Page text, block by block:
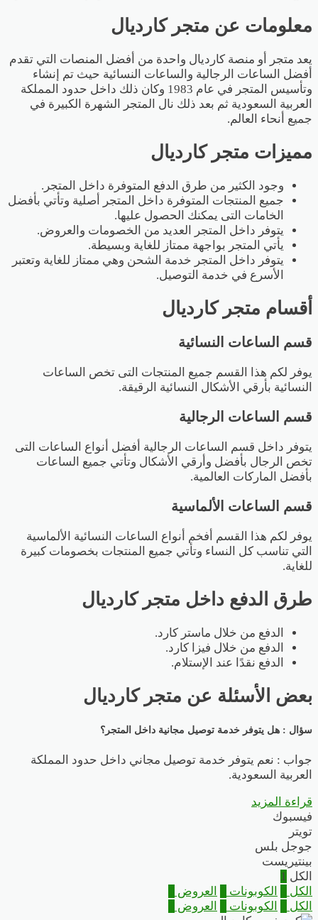
معلومات عن متجر كارديال
يعد متجر أو منصة كارديال واحدة من أفضل المنصات التي تقدم
أفضل الساعات الرجالية والساعات النسائية حيث تم إنشاء
وتأسيس المتجر في عام 1983 وكان ذلك داخل حدود المملكة
العربية السعودية ثم بعد ذلك نال المتجر الشهرة الكبيرة في
جميع أنحاء العالم.
مميزات متجر كارديال
وجود الكثير من طرق الدفع المتوفرة داخل المتجر.
جميع المنتجات المتوفرة داخل المتجر أصلية وتأتي بأفضل
الخامات التى يمكنك الحصول عليها.
يتوفر داخل المتجر العديد من الخصومات والعروض.
يأتي المتجر بواجهة ممتاز للغاية وبسيطة.
يتوفر داخل المتجر خدمة الشحن وهي ممتاز للغاية وتعتبر
الأسرع في خدمة التوصيل.
أقسام متجر كارديال
قسم الساعات النسائية
يوفر لكم هذا القسم جميع المنتجات التى تخص الساعات
النسائية بأرقي الأشكال النسائية الرقيقة.
قسم الساعات الرجالية
يتوفر داخل قسم الساعات الرجالية أفضل أنواع الساعات التى
تخص الرجال بأفضل وأرقي الأشكال وتأتي جميع الساعات
بأفضل الماركات العالمية.
قسم الساعات الألماسية
يوفر لكم هذا القسم أفخم أنواع الساعات النسائية الألماسية
التي تناسب كل النساء وتأتي جميع المنتجات بخصومات كبيرة
للغاية.
طرق الدفع داخل متجر كارديال
الدفع من خلال ماستر كارد.
الدفع من خلال فيزا كارد.
الدفع نقدًا عند الإستلام.
بعض الأسئلة عن متجر كارديال
سؤال : هل يتوفر خدمة توصيل مجانية داخل المتجر؟
جواب : نعم يتوفر خدمة توصيل مجاني داخل حدود المملكة
العربية السعودية.
قراءة المزيد
فيسبوك
تويتر
جوجل بلس
بينتيريست
الكل 1
الكل
الكوبونات العروض
الكل
الكوبونات العروض